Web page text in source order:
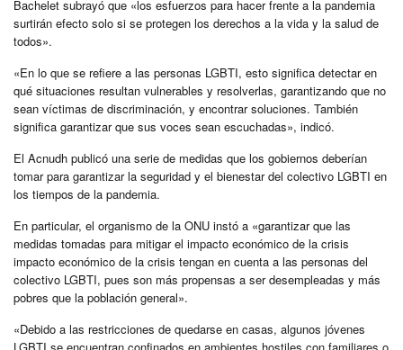
Bachelet subrayó que «los esfuerzos para hacer frente a la pandemia
surtirán efecto solo si se protegen los derechos a la vida y la salud de
todos».
«En lo que se refiere a las personas LGBTI, esto significa detectar en
qué situaciones resultan vulnerables y resolverlas, garantizando que no
sean víctimas de discriminación, y encontrar soluciones. También
significa garantizar que sus voces sean escuchadas», indicó.
El Acnudh publicó una serie de medidas que los gobiernos deberían
tomar para garantizar la seguridad y el bienestar del colectivo LGBTI en
los tiempos de la pandemia.
En particular, el organismo de la ONU instó a «garantizar que las
medidas tomadas para mitigar el impacto económico de la crisis
impacto económico de la crisis tengan en cuenta a las personas del
colectivo LGBTI, pues son más propensas a ser desempleadas y más
pobres que la población general».
«Debido a las restricciones de quedarse en casas, algunos jóvenes